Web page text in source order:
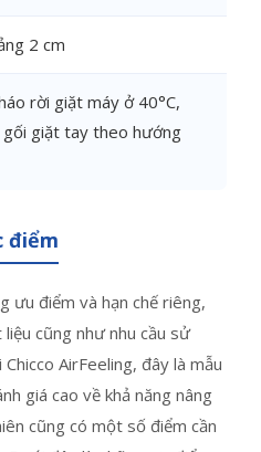
2 cm
rời giặt máy ở 40°C,
giặt tay theo hướng
điểm
ưu điểm và hạn chế riêng,
cũng như nhu cầu sử
AirFeeling, đây là mẫu
giá cao về khả năng nâng
cũng có một số điểm cần